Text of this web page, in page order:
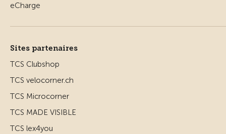
Sites partenaires
TCS Clubshop
TCS velocorner.ch
TCS Microcorner
TCS MADE VISIBLE
TCS lex4you